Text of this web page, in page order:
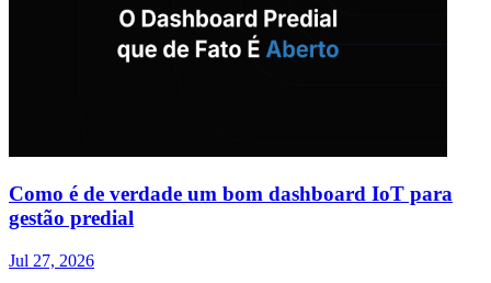
Como é de verdade um bom dashboard IoT para
gestão predial
Jul 27, 2026